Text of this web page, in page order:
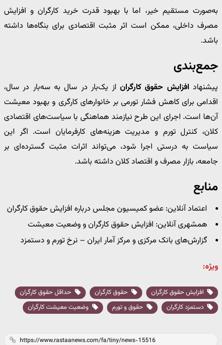
به‌صورت مستقیم خیر، اما با بهبود قدرت خرید کارگران و افزایش
مصرف داخلی، ممکن است اثر مثبت اقتصادی برای بنگاه‌ها داشته
باشد.
جمع‌بندی
پیشنهاد افزایش حقوق کارگران از یک‌بار در سال به سه‌بار در سال،
اقدامی برای کاهش فشار تورمی بر خانوارهای کارگری و بهبود معیشت
آن‌ها است. اجرای این طرح نیازمند هماهنگی با سیاست‌های اقتصادی
کلان، کنترل تورم و مدیریت هزینه‌های کارفرمایان است. اگر این
سیاست به درستی اجرا شود، می‌تواند اثرات مثبت گسترده‌ای بر
جامعه، بازار مصرف و اقتصاد کلان داشته باشد.
منابع
اعتماد آنلاین: عضو کمیسیون مجلس درباره افزایش حقوق کارگران
همشهری آنلاین: افزایش حقوق کارگران و وضعیت معیشت
گزارش‌های بانک مرکزی و مرکز آمار ایران – نرخ تورم و دستمزد
ویژه:
افزایش حقوق کارگران حقوق کارگران
حداقل حقوق کارگران
دستمزد کارگران
حقوق و تورم وضعیت معیشت کارگران